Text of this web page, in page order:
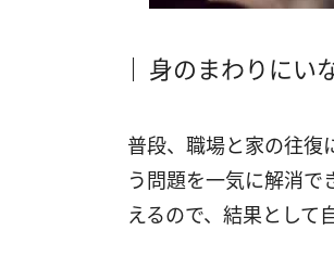
身のまわりにい
普段、職場と家の往復
う問題を一気に解消で
えるので、結果として